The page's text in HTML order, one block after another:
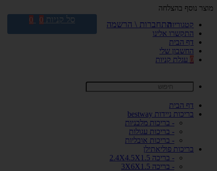
מוצר נוסף בהצלחה
קטגוריות
התקשרו אלינו
דף הבית
החשבון שלי
0 עגלת קניות
דף הבית
בריכות ניידות bestway
- בריכות מלבניות
- בריכות עגולות
- בריכות אובליות
בריכות פוליאתילן
- בריכה 2.4X4.5X1.5
- בריכה 3X6X1.5
התחברות \ הרשמה סל קניות 0
0